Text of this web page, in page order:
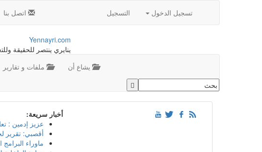
اتصل بنا التسجيل تسجيل الدخول
Yennayri.com
ينايري ينتصر للحقيقة
ملفات و تقارير يشاع أن
أخبار سريعة:
عزيز إدمين :
أقصبي: تقرير
ماوراء